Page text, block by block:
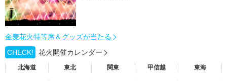
金麦花火特等席＆グッズが当たる
CHECK!
花火開催カレンダー
北海道 東北 関東 甲信越 東海